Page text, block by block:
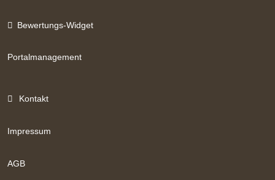
Bewertungs-Widget
Portalmanagement
Kontakt
Impressum
AGB